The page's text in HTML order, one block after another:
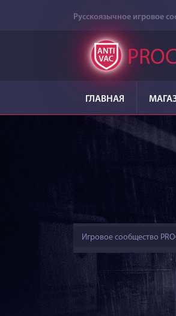
Русскоязычное игровое
ГЛАВНАЯ
Игровое сообщество